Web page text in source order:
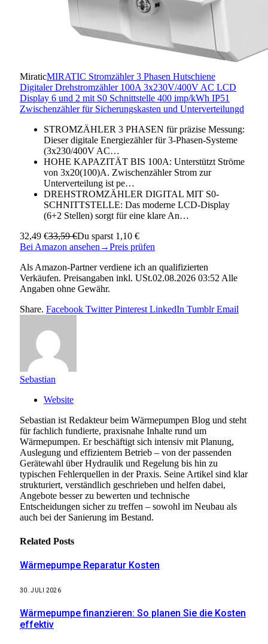
MiraticMIRATIC Stromzähler 3 Phasen Hutschiene
Digitaler Drehstromzähler 100A 3x230V/400V AC LCD
Display 6 und 2 mit S0 Schnittstelle 400 imp/kWh IP51
Zwischenzähler für Sicherungskasten und Unterverteilungd
STROMZÄHLER 3 PHASEN für präzise Messung:
Dieser digitale Energiezähler für 3-Phasen-Systeme
(3x230/400V AC…
HOHE KAPAZITÄT BIS 100A: Unterstützt Ströme
von 3x20(100)A. Zwischenzähler Strom zur
Unterverteilung ist pe…
DREHSTROMZÄHLER DIGITAL MIT S0-
SCHNITTSTELLE: Das moderne LCD-Display
(6+2 Stellen) sorgt für eine klare An…
32,49 €33,59 €Du sparst 1,10 €
Bei Amazon ansehen→Preis prüfen
Als Amazon-Partner verdiene ich an qualifizierten
Verkäufen. Preisangaben inkl. USt.02.08.2026 03:52 Alle
Angaben ohne Gewähr.
Share. Facebook Twitter Pinterest LinkedIn Tumblr Email
Sebastian
Website
Sebastian ist Redakteur beim Wärmepumpen Blog und steht
für fachlich fundierte, praxisnahe Inhalte rund um
Wärmepumpen. Er beschäftigt sich intensiv mit Planung,
Auslegung und effizientem Betrieb – von der passenden
Gerätewahl über Hydraulik und Regelung bis hin zu
typischen Fehlerquellen in der Praxis. Seine Artikel sind klar
strukturiert, verständlich geschrieben und helfen dabei,
Angebote besser zu bewerten und technische
Entscheidungen sicher zu treffen – sowohl im Neubau als
auch bei der Sanierung im Bestand.
Related Posts
Wärmepumpe Reparatur Kosten
30. JULI 2026
Wärmepumpe finanzieren: So planen Sie die Kosten
effektiv